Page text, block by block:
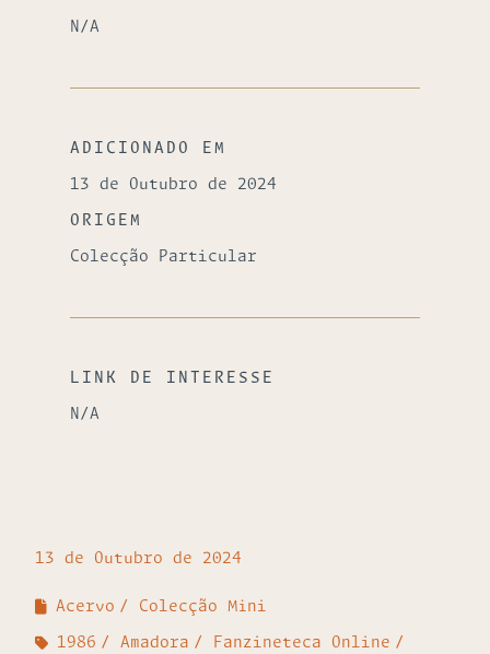
N/A
ADICIONADO EM
13 de Outubro de 2024
ORIGEM
Colecção Particular
LINK DE INTERESSE
N/A
13 de Outubro de 2024
Acervo Colecção Mini
1986 Amadora Fanzineteca Online